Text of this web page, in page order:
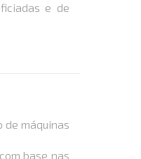
e de
de máquinas
base nas